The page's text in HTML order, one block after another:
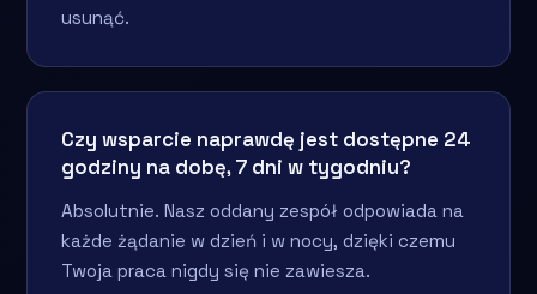
usunąć.
Czy wsparcie naprawdę jest dostępne 24
godziny na dobę, 7 dni w tygodniu?
Absolutnie. Nasz oddany zespół odpowiada na
każde żądanie w dzień i w nocy, dzięki czemu
Twoja praca nigdy się nie zawiesza.